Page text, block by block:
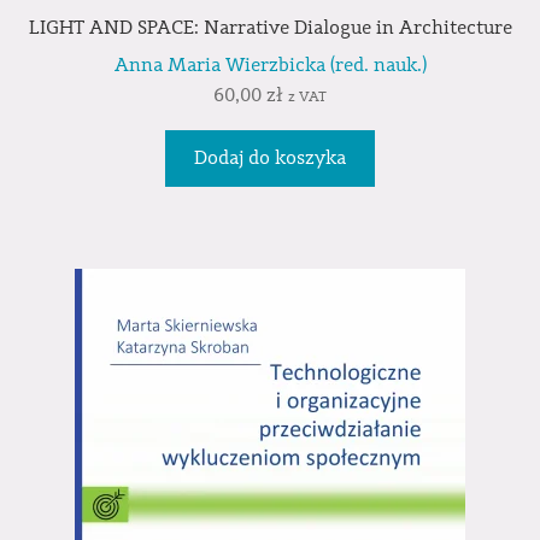
LIGHT AND SPACE: Narrative Dialogue in Architecture
Anna Maria Wierzbicka (red. nauk.)
60,00 zł z VAT
Dodaj do koszyka